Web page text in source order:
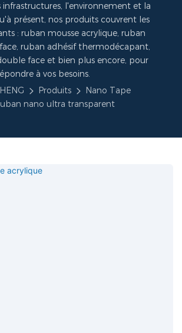
infrastructures, l'environnement et la
présent, nos produits couvrent les
: ruban mousse acrylique, ruban
ruban adhésif thermodécapant,
face et bien plus encore, pour
à vos besoins.
Produits
Nano Tape
nano ultra transparent